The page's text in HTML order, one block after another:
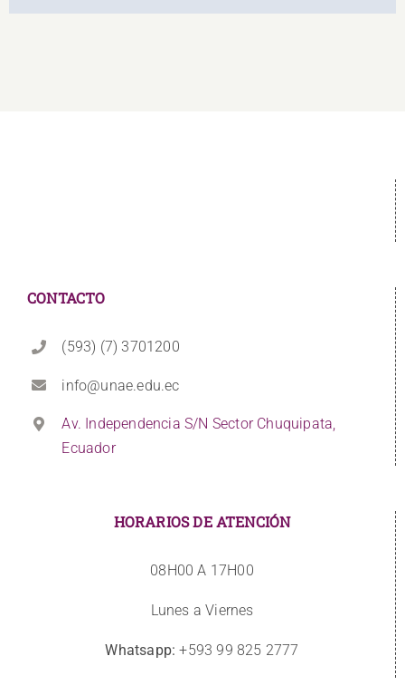
CONTACTO
(593) (7) 3701200
info@unae.edu.ec
Av. Independencia S/N Sector Chuquipata,
Ecuador
HORARIOS DE ATENCIÓN
08H00 A 17H00
Lunes a Viernes
Whatsapp: +593 99 825 2777